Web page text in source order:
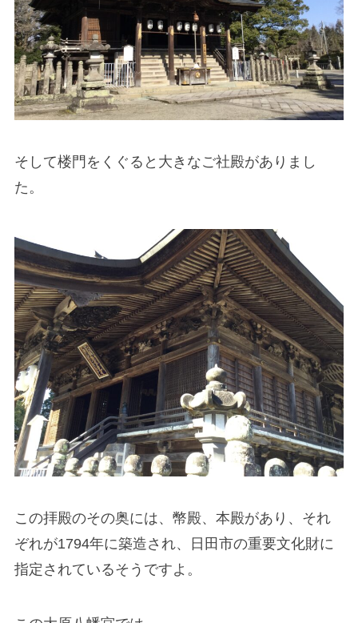
そして楼門をくぐると大きなご社殿がありまし
た。
この拝殿のその奥には、幣殿、本殿があり、それ
ぞれが1794年に築造され、日田市の重要文化財に
指定されているそうですよ。